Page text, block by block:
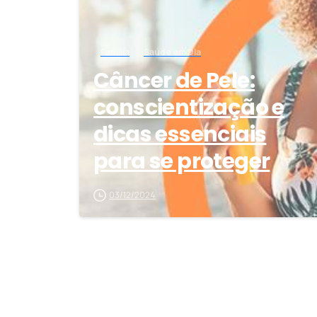
Saúde em Dia
Câncer de Pele:
conscientização e
dicas essenciais
para se proteger
03/12/2024